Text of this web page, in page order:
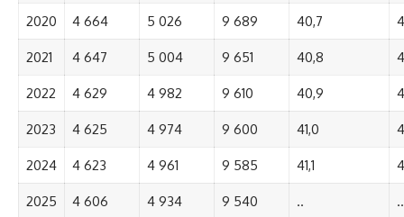
2020 4 664 5 026 9 689 40,7
2021 4 647 5 004 9 651 40,8
2022 4 629 4 982 9 610 40,9
2023 4 625 4 974 9 600 41,0
2024 4 623 4 961 9 585 41,1
2025 4 606 4 934 9 540 .. ..